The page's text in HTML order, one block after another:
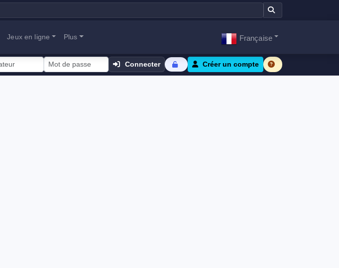
Jeux en ligne Plus Française
Connecter Créer un compte